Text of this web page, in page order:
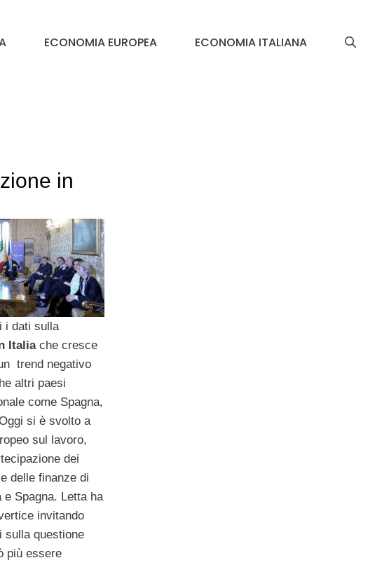
ECONOMIA EUROPEA ECONOMIA ITALIANA
in
i dati sulla
Italiache cresce
trend negativo
altri paesi
come Spagna,
si è svolto a
sul lavoro,
dei
delle finanze di
e Spagna. Letta ha
invitando
sulla questione
più essere